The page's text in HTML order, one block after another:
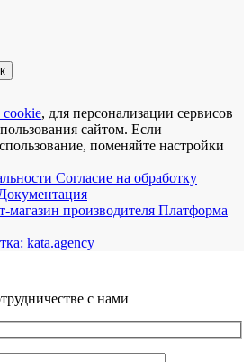
, для персонализации сервисов
сайтом. Если
поменяйте настройки
Согласие на обработку
производителя Платформа
kata.agency
с нами